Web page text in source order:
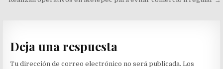
de
entradas
Deja una respuesta
Tu dirección de correo electrónico no será publicada. Los